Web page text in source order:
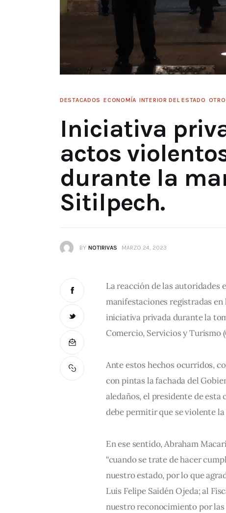
DESTACADOS ECONOMÍA INTERIOR DEL ESTADO
Iniciativa
actos
durante la
Sitilpech.
BY NOTIRIVAS MARZO 24, 2023
La reacción de las autoridades
manifestaciones registradas
iniciativa privada durante la
Comercio, Servicios y Turismo
Ante estos hechos ocurridos,
con pintas la fachada del
aledaños, el presidente de esta
debe permitir que se violente la
En ese sentido, Abraham
“cuando se trate de hacer
nuestro estado, por lo que
Luis Felipe Saidén Ojeda; al
nuestro reconocimiento por